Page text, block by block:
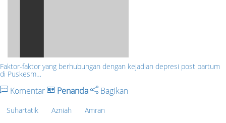
Faktor-faktor yang berhubungan dengan kejadian depresi post partum
di Puskesm…
Komentar Penanda Bagikan
Suhartatik Azniah Amran